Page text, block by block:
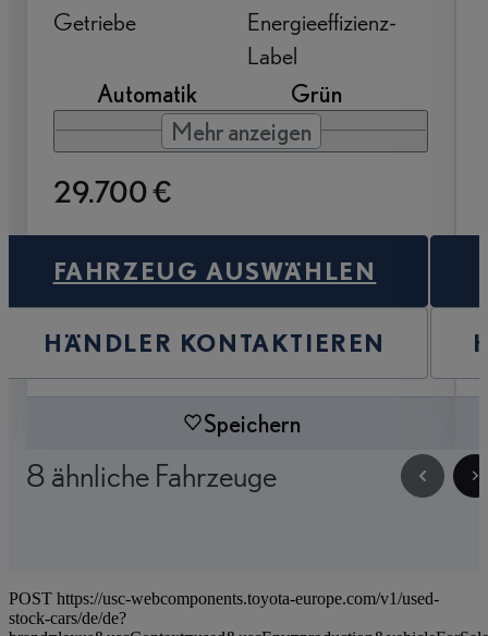
Getriebe
Automatik
Energieeffizienz-
Label
Grün
Mehr anzeigen
29.700 €
FAHRZEUG AUSWÄHLEN
HÄNDLER KONTAKTIEREN
Speichern
8 ähnliche Fahrzeuge
POST https://usc-webcomponents.toyota-europe.com/v1/used-
stock-cars/de/de?